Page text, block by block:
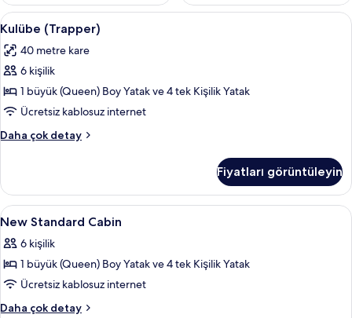
Kulübe
(Trapper)
için
tüm
fotoğrafları
görün
2 yatak odası, odada kasa, güneşlik/
12
Kulübe (Trapper)
40 metre kare
6 kişilik
1 büyük (Queen) Boy Yatak ve 4 tek Kişilik Yatak
Ücretsiz kablosuz internet
Daha çok detay
Kulübe
fazla
detay
Fiyatları görüntüleyin
New
Standard
Cabin
için
tüm
fotoğrafları
2 yatak odası, odada kasa, güneşlik/
8
New Standard Cabin
6 kişilik
1 büyük (Queen) Boy Yatak ve 4 tek Kişilik Yatak
Ücretsiz kablosuz internet
Daha çok detay
New